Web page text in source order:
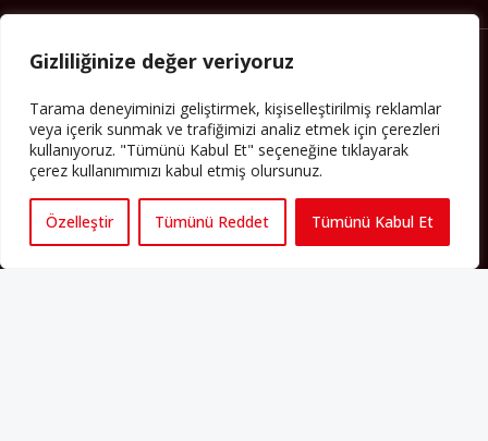
Gizliliğinize değer veriyoruz
Tarama deneyiminizi geliştirmek, kişiselleştirilmiş reklamlar
veya içerik sunmak ve trafiğimizi analiz etmek için çerezleri
kullanıyoruz. "Tümünü Kabul Et" seçeneğine tıklayarak
çerez kullanımımızı kabul etmiş olursunuz.
Özelleştir Tümünü Reddet Tümünü Kabul Et
Künye
Yorum Kuralları